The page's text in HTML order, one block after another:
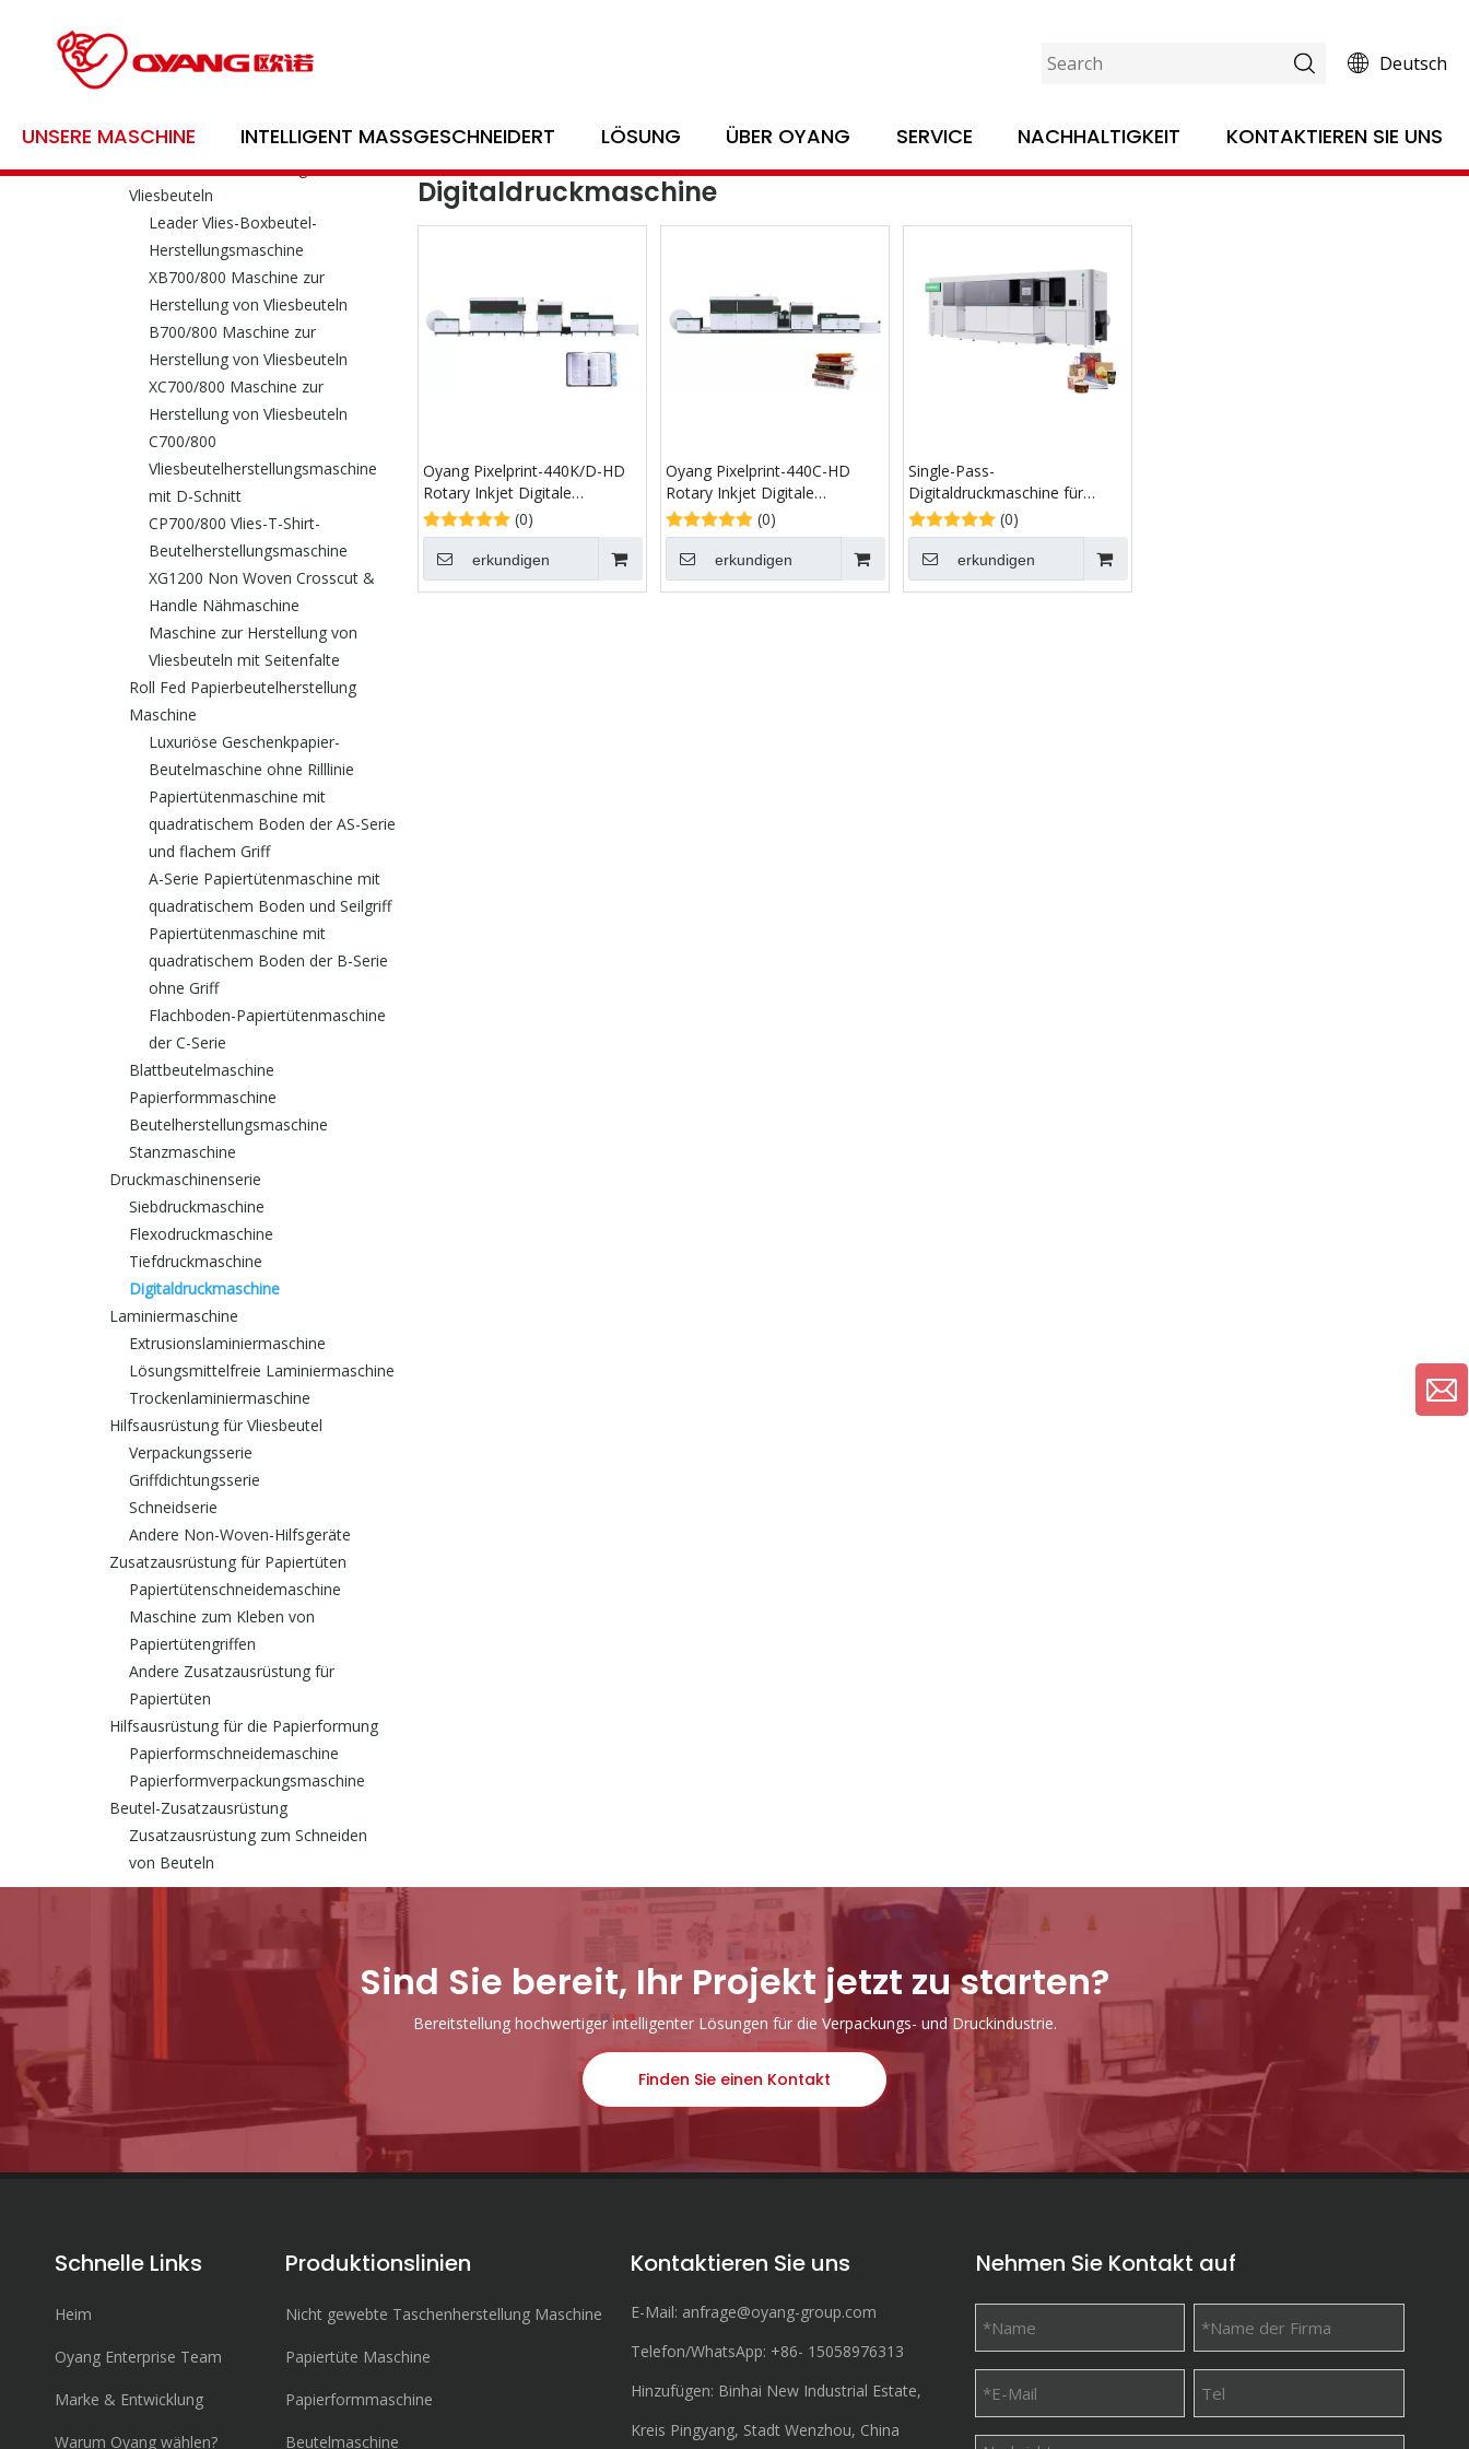
Deutsch
UNSERE MASCHINE INTELLIGENT MASSGESCHNEIDERT LÖSUNG ÜBER OYANG SERVICE NACHHALTIGKEIT KONTAKTIEREN SIE UNS
Bildungsmaschinenserie
Maschine zur Herstellung von
Vliesbeuteln
Leader Vlies-Boxbeutel-
Herstellungsmaschine
XB700/800 Maschine zur
Herstellung von Vliesbeuteln
B700/800 Maschine zur
Herstellung von Vliesbeuteln
XC700/800 Maschine zur
Herstellung von Vliesbeuteln
C700/800
Vliesbeutelherstellungsmaschine
mit D-Schnitt
CP700/800 Vlies-T-Shirt-
Beutelherstellungsmaschine
XG1200 Non Woven Crosscut &
Handle Nähmaschine
Maschine zur Herstellung von
Vliesbeuteln mit Seitenfalte
Roll Fed Papierbeutelherstellung
Maschine
Luxuriöse Geschenkpapier-
Beutelmaschine ohne Rilllinie
Papiertütenmaschine mit
quadratischem Boden der AS-Serie
und flachem Griff
A-Serie Papiertütenmaschine mit
quadratischem Boden und Seilgriff
Papiertütenmaschine mit
quadratischem Boden der B-Serie
ohne Griff
Flachboden-Papiertütenmaschine
der C-Serie
Blattbeutelmaschine
Papierformmaschine
Beutelherstellungsmaschine
Stanzmaschine
Druckmaschinenserie
Siebdruckmaschine
Flexodruckmaschine
Tiefdruckmaschine
Digitaldruckmaschine
Laminiermaschine
Extrusionslaminiermaschine
Lösungsmittelfreie Laminiermaschine
Trockenlaminiermaschine
Hilfsausrüstung für Vliesbeutel
Verpackungsserie
Griffdichtungsserie
Schneidserie
Andere Non-Woven-Hilfsgeräte
Zusatzausrüstung für Papiertüten
Papiertütenschneidemaschine
Maschine zum Kleben von
Papiertütengriffen
Andere Zusatzausrüstung für
Papiertüten
Hilfsausrüstung für die Papierformung
Papierformschneidemaschine
Papierformverpackungsmaschine
Beutel-Zusatzausrüstung
Zusatzausrüstung zum Schneiden
von Beuteln
Branche
Digitaldruckmaschine
Oyang Pixelprint-440K/D-HD
Rotary Inkjet Digitale
Buchdruckmaschine
(0)
erkundigen
Oyang Pixelprint-440C-HD
Rotary Inkjet Digitale
Buchdruckmaschine
(0)
erkundigen
Single-Pass-
Digitaldruckmaschine für
Papier
(0)
erkundigen
Sind Sie bereit, Ihr Projekt jetzt zu starten?
Bereitstellung hochwertiger intelligenter Lösungen für die Verpackungs- und Druckindustrie.
Finden Sie einen Kontakt
Schnelle Links
Heim
Oyang Enterprise Team
Marke & Entwicklung
Warum Oyang wählen?
Produktionslinien
Nicht gewebte Taschenherstellung Maschine
Papiertüte Maschine
Papierformmaschine
Beutelmaschine
Kontaktieren Sie uns
E-Mail: anfrage@oyang-group.com
Telefon/WhatsApp: +86- 15058976313
Hinzufügen: Binhai New Industrial Estate,
Kreis Pingyang, Stadt Wenzhou, China
Nehmen Sie Kontakt auf